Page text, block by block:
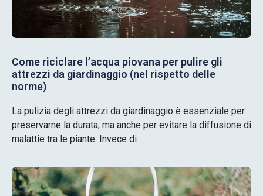
Come riciclare l’acqua piovana per pulire gli
attrezzi da giardinaggio (nel rispetto delle
norme)
La pulizia degli attrezzi da giardinaggio è essenziale per
preservarne la durata, ma anche per evitare la diffusione di
malattie tra le piante. Invece di